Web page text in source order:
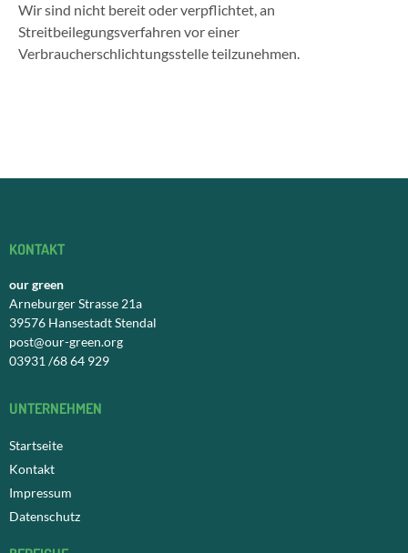
Wir sind nicht bereit oder verpflichtet, an
Streitbeilegungsverfahren vor einer
Verbraucherschlichtungsstelle teilzunehmen.
KONTAKT
our green
Arneburger Strasse 21a
39576 Hansestadt Stendal
post@our-green.org
03931 /68 64 929
UNTERNEHMEN
Startseite
Kontakt
Impressum
Datenschutz